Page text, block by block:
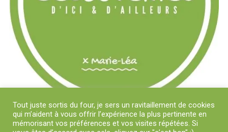
Tout juste sortis du four, je sers un ravitaillement de cookies
qui m’aident à vous offrir l’expérience la plus pertinente en
mémorisant vos préférences et vos visites répétées. Si